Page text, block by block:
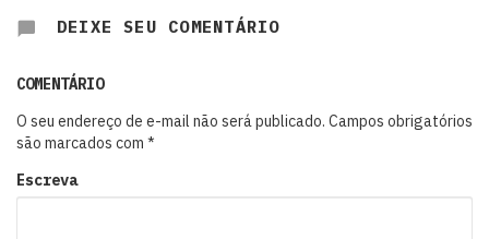
DEIXE SEU COMENTÁRIO
COMENTÁRIO
O seu endereço de e-mail não será publicado. Campos obrigatórios
são marcados com *
Escreva